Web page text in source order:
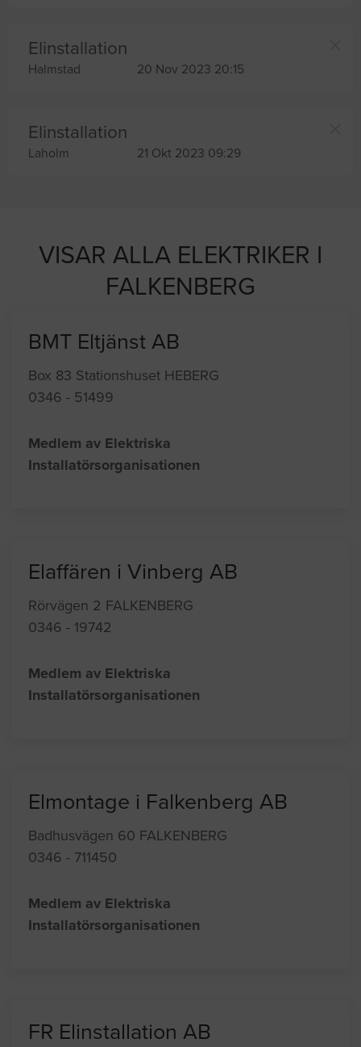
Elinstallation
Halmstad 20 Nov 2023 20:15
Elinstallation
Laholm 21 Okt 2023 09:29
VISAR ALLA ELEKTRIKER I
FALKENBERG
BMT Eltjänst AB
Box 83 Stationshuset HEBERG
0346 - 51499
Medlem av Elektriska
Installatörsorganisationen
Elaffären i Vinberg AB
Rörvägen 2 FALKENBERG
0346 - 19742
Medlem av Elektriska
Installatörsorganisationen
Elmontage i Falkenberg AB
Badhusvägen 60 FALKENBERG
0346 - 711450
Medlem av Elektriska
Installatörsorganisationen
FR Elinstallation AB